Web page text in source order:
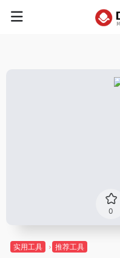
0
实用工具 推荐工具